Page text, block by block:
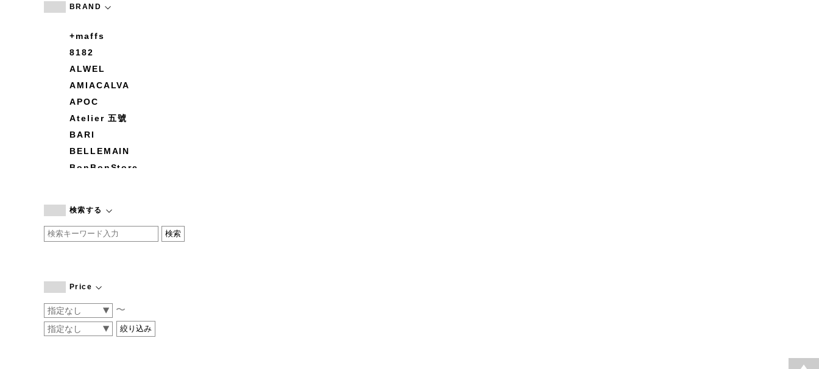
BRAND
+maffs
8182
ALWEL
AMIACALVA
APOC
Atelier 五號
BARI
BELLEMAIN
BonBonStore
by basics
CATWORTH
COGTHEBIGSMOKE
CONVERSE
DEAN & DELUCA
検索する
Price
〜